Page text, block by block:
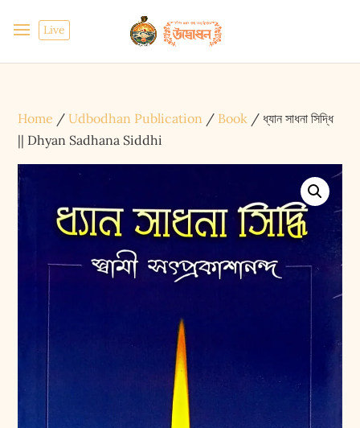
Live
Home /Udbodhan Publication / Book / ধ্যান সাধনা সিদ্ধি
|| Dhyan Sadhana Siddhi